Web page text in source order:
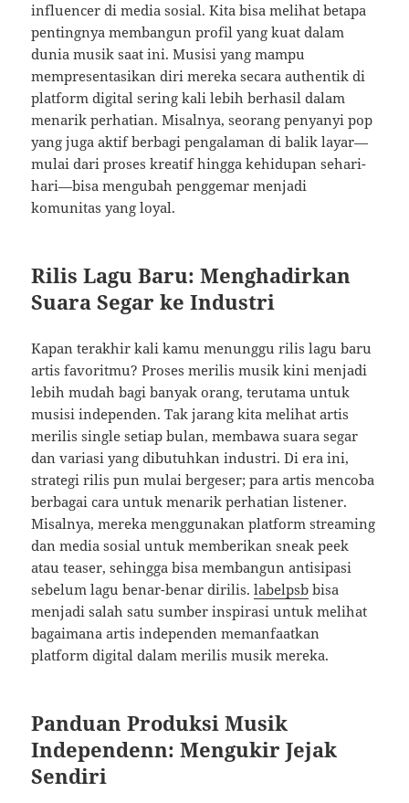
influencer di media sosial. Kita bisa melihat betapa
pentingnya membangun profil yang kuat dalam
dunia musik saat ini. Musisi yang mampu
mempresentasikan diri mereka secara authentik di
platform digital sering kali lebih berhasil dalam
menarik perhatian. Misalnya, seorang penyanyi pop
yang juga aktif berbagi pengalaman di balik layar—
mulai dari proses kreatif hingga kehidupan sehari-
hari—bisa mengubah penggemar menjadi
komunitas yang loyal.
Rilis Lagu Baru: Menghadirkan
Suara Segar ke Industri
Kapan terakhir kali kamu menunggu rilis lagu baru
artis favoritmu? Proses merilis musik kini menjadi
lebih mudah bagi banyak orang, terutama untuk
musisi independen. Tak jarang kita melihat artis
merilis single setiap bulan, membawa suara segar
dan variasi yang dibutuhkan industri. Di era ini,
strategi rilis pun mulai bergeser; para artis mencoba
berbagai cara untuk menarik perhatian listener.
Misalnya, mereka menggunakan platform streaming
dan media sosial untuk memberikan sneak peek
atau teaser, sehingga bisa membangun antisipasi
sebelum lagu benar-benar dirilis.labelpsb bisa
menjadi salah satu sumber inspirasi untuk melihat
bagaimana artis independen memanfaatkan
platform digital dalam merilis musik mereka.
Panduan Produksi Musik
Independenn: Mengukir Jejak
Sendiri